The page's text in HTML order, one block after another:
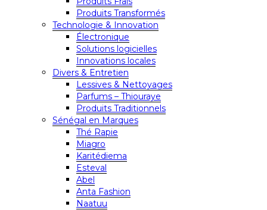
Produits Transformés
Technologie & Innovation
Électronique
Solutions logicielles
Innovations locales
Divers & Entretien
Lessives & Nettoyages
Parfums – Thiouraye
Produits Traditionnels
Sénégal en Marques
Thé Rapie
Miagro
Karitédiema
Esteval
Abel
Anta Fashion
Naatuu